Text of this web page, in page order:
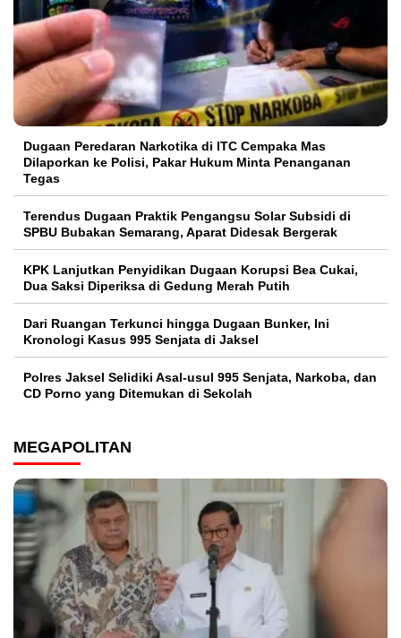
Dugaan Peredaran Narkotika di ITC Cempaka Mas
Dilaporkan ke Polisi, Pakar Hukum Minta Penanganan
Tegas
Terendus Dugaan Praktik Pengangsu Solar Subsidi di
SPBU Bubakan Semarang, Aparat Didesak Bergerak
KPK Lanjutkan Penyidikan Dugaan Korupsi Bea Cukai,
Dua Saksi Diperiksa di Gedung Merah Putih
Dari Ruangan Terkunci hingga Dugaan Bunker, Ini
Kronologi Kasus 995 Senjata di Jaksel
Polres Jaksel Selidiki Asal-usul 995 Senjata, Narkoba, dan
CD Porno yang Ditemukan di Sekolah
MEGAPOLITAN